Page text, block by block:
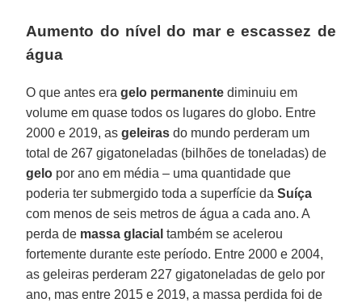
Aumento do nível do mar e escassez de
água
O que antes eragelo permanente diminuiu em
volume em quase todos os lugares do globo. Entre
2000 e 2019, asgeleiras do mundo perderam um
total de 267 gigatoneladas (bilhões de toneladas) de
gelo por ano em média – uma quantidade que
poderia ter submergido toda a superfície daSuíça
com menos de seis metros de água a cada ano. A
perda de massa glacial também se acelerou
fortemente durante este período. Entre 2000 e 2004,
as geleiras perderam 227 gigatoneladas de gelo por
ano, mas entre 2015 e 2019, a massa perdida foi de